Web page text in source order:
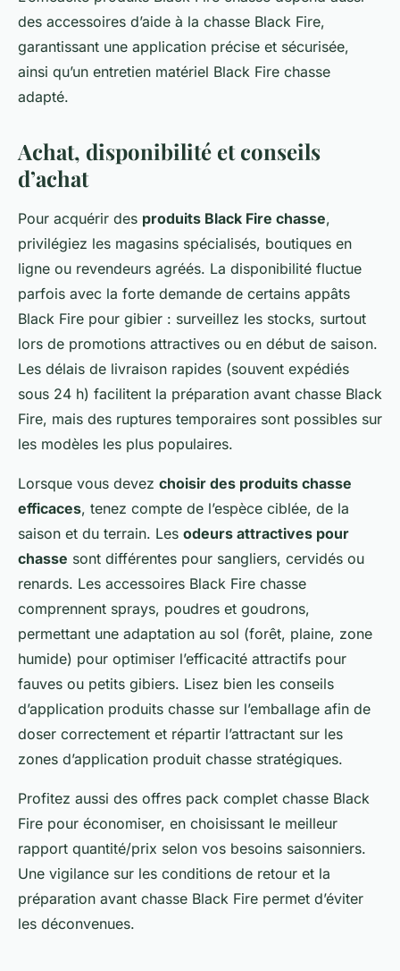
des accessoires d’aide à la chasse Black Fire,
garantissant une application précise et sécurisée,
ainsi qu’un entretien matériel Black Fire chasse
adapté.
Achat, disponibilité et conseils
d’achat
Pour acquérir des produits Black Fire chasse,
privilégiez les magasins spécialisés, boutiques en
ligne ou revendeurs agréés. La disponibilité fluctue
parfois avec la forte demande de certains appâts
Black Fire pour gibier : surveillez les stocks, surtout
lors de promotions attractives ou en début de saison.
Les délais de livraison rapides (souvent expédiés
sous 24 h) facilitent la préparation avant chasse Black
Fire, mais des ruptures temporaires sont possibles sur
les modèles les plus populaires.
Lorsque vous devez choisir des produits chasse
efficaces, tenez compte de l’espèce ciblée, de la
saison et du terrain. Les odeurs attractives pour
chasse sont différentes pour sangliers, cervidés ou
renards. Les accessoires Black Fire chasse
comprennent sprays, poudres et goudrons,
permettant une adaptation au sol (forêt, plaine, zone
humide) pour optimiser l’efficacité attractifs pour
fauves ou petits gibiers. Lisez bien les conseils
d’application produits chasse sur l’emballage afin de
doser correctement et répartir l’attractant sur les
zones d’application produit chasse stratégiques.
Profitez aussi des offres pack complet chasse Black
Fire pour économiser, en choisissant le meilleur
rapport quantité/prix selon vos besoins saisonniers.
Une vigilance sur les conditions de retour et la
préparation avant chasse Black Fire permet d’éviter
les déconvenues.